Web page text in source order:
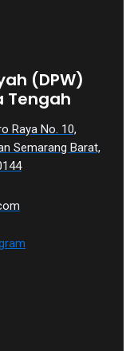
(DPW)
Tengah
Raya No. 10,
Semarang Barat,